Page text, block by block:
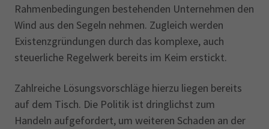
Rahmenbedingungen bestehenden Unternehmen den
Wind aus den Segeln nehmen. Zugleich werden
Existenzgründungen durch das komplexe, auch
steuerliche Regelwerk bereits im Keim erstickt.
Zahlreiche Lösungsvorschläge hierzu liegen bereits
auf dem Tisch. Die Politik ist dringlichst zum
Handeln aufgefordert, um weiteren Schaden an der